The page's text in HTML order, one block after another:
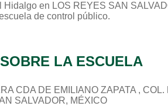
Hidalgo en LOS REYES SAN
de control público.
LA ESCUELA
CDA DE EMILIANO ZAPATA ,
SALVADOR, MÉXICO